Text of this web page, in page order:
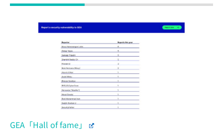
GEA「Hall of fame」